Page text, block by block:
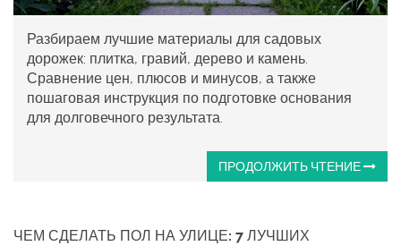
Разбираем лучшие материалы для садовых
дорожек: плитка, гравий, дерево и камень.
Сравнение цен, плюсов и минусов, а также
пошаговая инструкция по подготовке основания
для долговечного результата.
ПРОДОЛЖИТЬ ЧТЕНИЕ
ЧЕМ СДЕЛАТЬ ПОЛ НА УЛИЦЕ: 7 ЛУЧШИХ